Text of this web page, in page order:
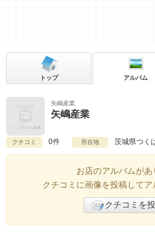
矢嶋産業
矢嶋産業
クチコミ 0件 所在地 茨城県つく
トップ アルバム
お店のアルバムがあ
クチコミに画像を投稿してア
クチコミを